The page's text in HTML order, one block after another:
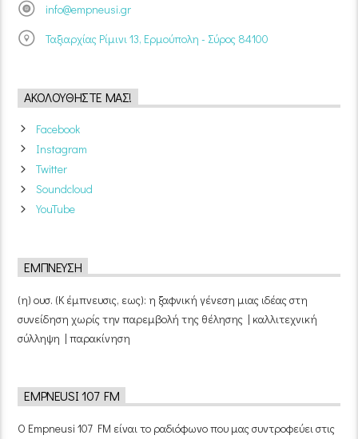
info@empneusi.gr
Ταξιαρχίας Ρίμινι 13, Ερμούπολη - Σύρος 84100
ΑΚΟΛΟΥΘΉΣΤΕ ΜΑΣ!
Facebook
Instagram
Twitter
Soundcloud
YouTube
ΈΜΠΝΕΥΣΗ
(η) ουσ. (Κ έμπνευσις, εως): η ξαφνική γένεση μιας ιδέας στη
συνείδηση χωρίς την παρεμβολή της θέλησης | καλλιτεχνική
σύλληψη | παρακίνηση
EMPNEUSI 107 FM
Ο Empneusi 107 FM είναι το ραδιόφωνο που μας συντροφεύει στις